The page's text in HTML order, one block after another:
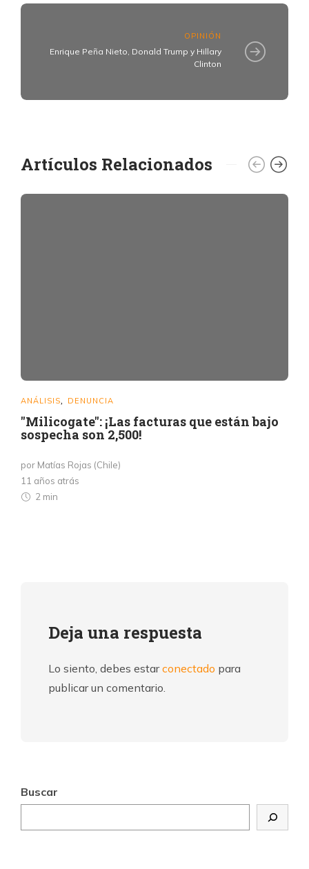
OPINIÓN
Enrique Peña Nieto, Donald Trump y Hillary
Clinton
Artículos Relacionados
ANÁLISIS DENUNCIA
"Milicogate": ¡Las facturas que están bajo
sospecha son 2,500!
por Matías Rojas (Chile)
11 años atrás
2 min
Deja una respuesta
Lo siento, debes estarconectado para
publicar un comentario.
Buscar